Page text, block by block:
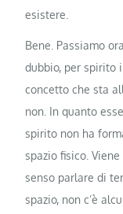
esistere.
Bene. Passiamo
dubbio, per spirito
concetto che sta
non. In quanto
spirito non ha
spazio fisico.
senso parlare di
spazio, non c’è